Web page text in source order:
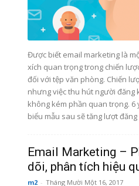
Được biết email marketing là
xích quan trọng trong chiến
đối với tệp văn phòng. Chiến
nhưng việc thu hút người đăng
không kém phần quan trọng.
biểu mẫu sau sẽ tăng lượt
Email Marketing –
dõi, phân tích hiệu
m2 - Tháng Mười Một 16, 2017